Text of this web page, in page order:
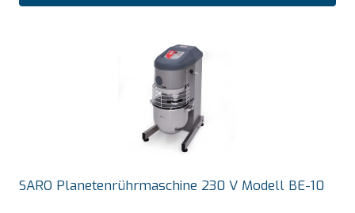
SARO Planetenrührmaschine 230 V Modell BE-10